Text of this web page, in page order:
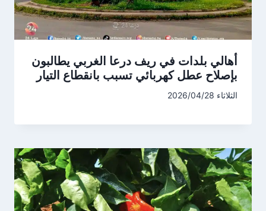
أهالي بلدات في ريف درعا الغربي يطالبون
بإصلاح عطل كهربائي تسبب بانقطاع التيار
الثلاثاء 2026/04/28